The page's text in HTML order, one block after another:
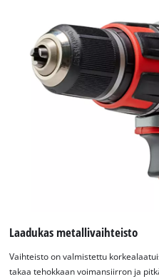
This
to trackers
visitor. The
the site with
to the
Laadukas metallivaihteisto
Vaihteisto on valmistettu
takaa tehokkaan voimansiirron ja